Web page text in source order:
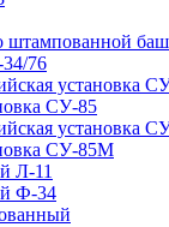
штампованной
76
установка
СУ-85
установка
СУ-85М
Л-11
Ф-34